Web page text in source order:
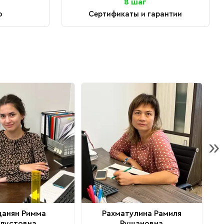
8 шаг
Сертификаты и гарантии
Римма
Рахматулина Рамиля
»